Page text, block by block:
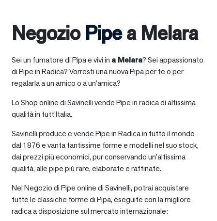
Negozio Pipea Melara
Sei un fumatore di Pipa e vivi in a Melara? Sei appassionato
di Pipe in Radica? Vorresti una nuova Pipa per te o per
regalarla a un amico o a un’amica?
Lo Shop online di Savinelli vende Pipe in radica di altissima
qualità in tutt’Italia.
Savinelli produce e vende Pipe in Radica in tutto il mondo
dal 1876 e vanta tantissime forme e modelli nel suo stock,
dai prezzi più economici, pur conservando un’altissima
qualità, alle pipe più rare, elaborate e raffinate.
Nel Negozio di Pipe online di Savinelli, potrai acquistare
tutte le classiche forme di Pipa, eseguite con la migliore
radica a disposizione sul mercato internazionale: